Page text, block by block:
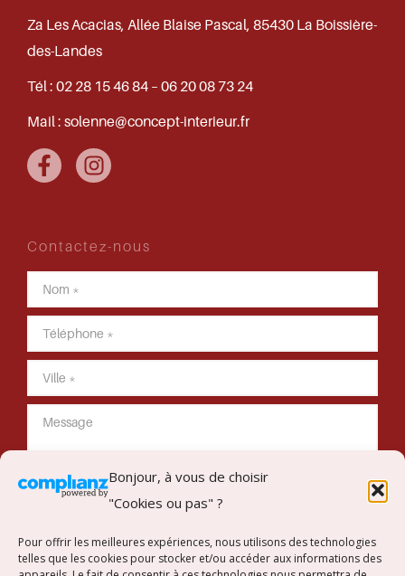
Bonjour, à vous de choisir
"Cookies ou pas" ?
Pour offrir les meilleures expériences, nous utilisons des technologies
telles que les cookies pour stocker et/ou accéder aux informations des
Za Les Acacias, Allée Blaise Pascal, 85430 La Boissière-
des-Landes
Tél : 02 28 15 46 84 – 06 20 08 73 24
Mail : solenne@concept-interieur.fr
Contactez-nous
Envoyer mon message